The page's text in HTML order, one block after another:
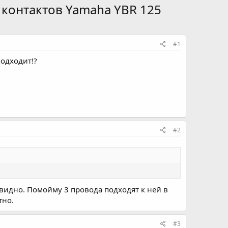
Yamaha YBR 125
#1
#2
Помойму 3 провода подходят к ней в
#3